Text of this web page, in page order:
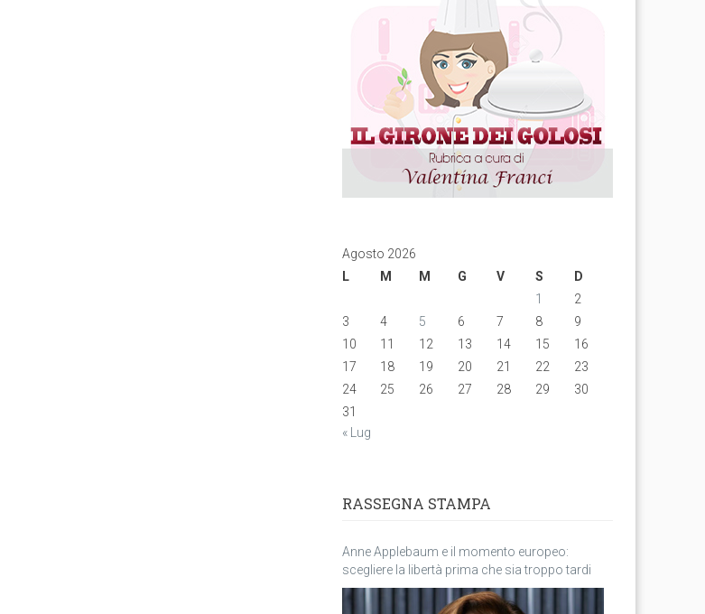
Agosto 2026
L
M M G V S
D
1
2
3
4 5 6 7 8
9
10
11 12 13 14 15
16
17
18 19 20 21 22
23
24
25 26 27 28 29
30
31
« Lug
RASSEGNA STAMPA
Anne Applebaum e il momento europeo:
scegliere la libertà prima che sia troppo tardi